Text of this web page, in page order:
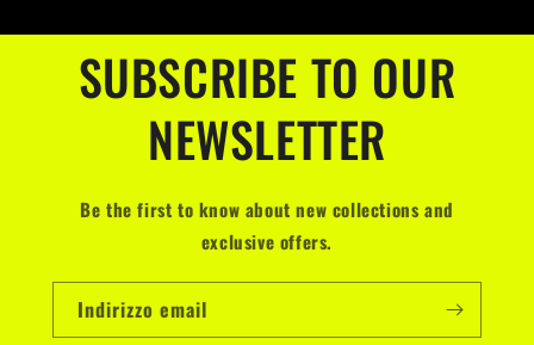
SUBSCRIBE TO OUR
NEWSLETTER
Be the first to know about new collections and
exclusive offers.
Indirizzo email